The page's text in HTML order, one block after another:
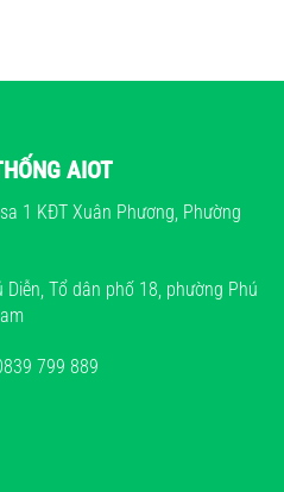
AIOT
1 KĐT Xuân Phương, Phường
Diễn, Tổ dân phố 18, phường Phú
799 889